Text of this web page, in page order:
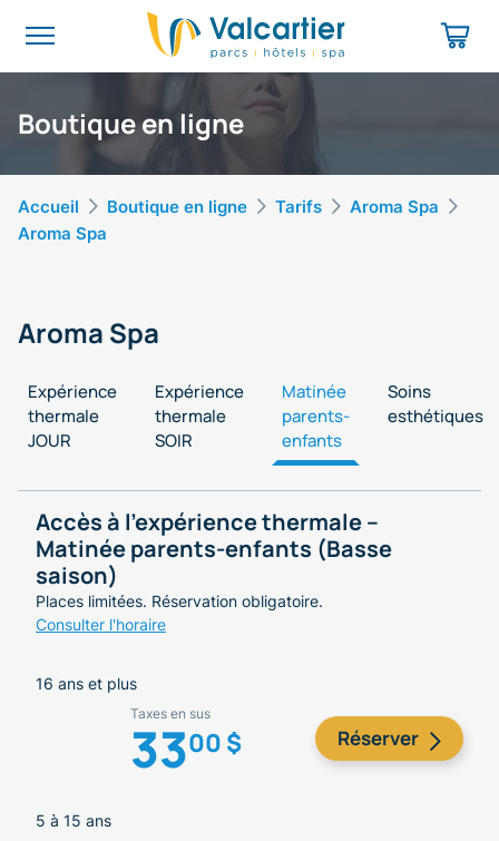
Boutique en ligne
Accueil Boutique en ligne Tarifs
Aroma Spa
Aroma Spa
Aroma Spa
Expérience
thermale
JOUR
Expérience
thermale
SOIR
Matinée
parents-
enfants
Soins
esthétiques
Accès à l'expérience thermale –
Matinée parents-enfants (Basse
saison)
Places limitées. Réservation obligatoire.
Consulter l'horaire
16 ans et plus
Taxes en sus
3300 $ Réserver
5 à 15 ans